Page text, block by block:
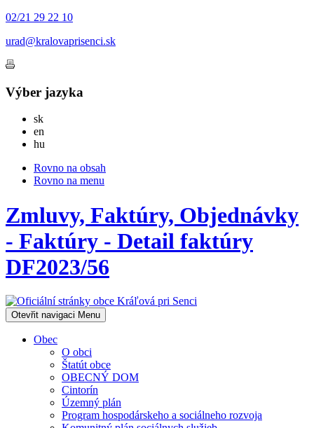
02/21 29 22 10
urad@kralovaprisenci.sk
Výber jazyka
skSlovensky
en
hu
Rovno na obsah
Rovno na menu
Zmluvy, Faktúry, Objednávky
- Faktúry - Detail faktúry
DF2023/56
Otevřit navigaci Menu
Obec
O obci
Štatút obce
OBECNÝ DOM
Cintorín
Územný plán
Program hospodárskeho a sociálneho rozvoja